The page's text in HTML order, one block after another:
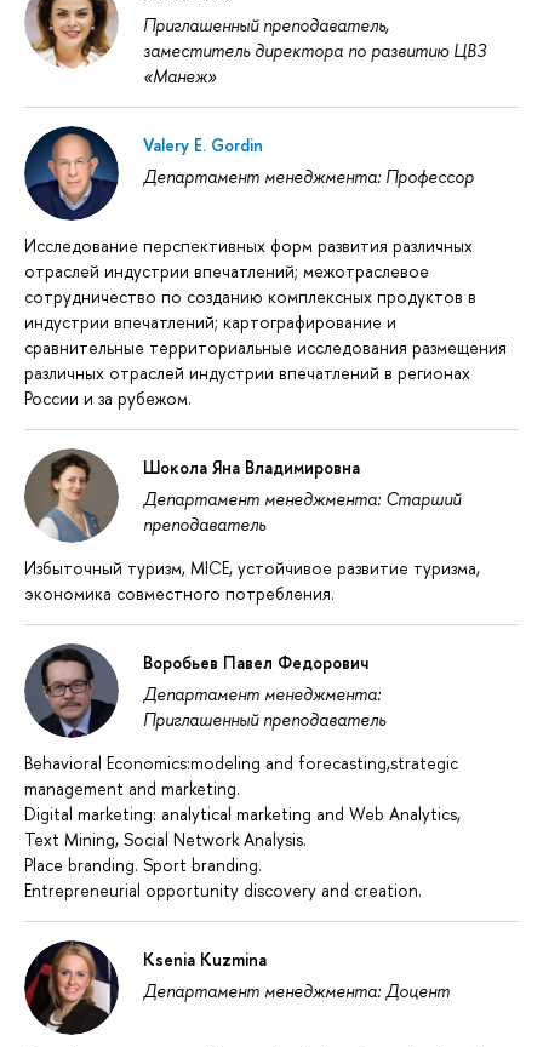
Приглашенный преподаватель,
заместитель директора по развитию ЦВЗ
«Манеж»
Valery E. Gordin
Департамент менеджмента: Профессор
Исследование перспективных форм развития различных
отраслей индустрии впечатлений; межотраслевое
сотрудничество по созданию комплексных продуктов в
индустрии впечатлений; картографирование и
сравнительные территориальные исследования размещения
различных отраслей индустрии впечатлений в регионах
России и за рубежом.
Шокола Яна Владимировна
Департамент менеджмента: Старший
преподаватель
Избыточный туризм, MICE, устойчивое развитие туризма,
экономика совместного потребления.
Воробьев Павел Федорович
Департамент менеджмента:
Приглашенный преподаватель
Behavioral Economics:modeling and forecasting,strategic
management and marketing.
Digital marketing: analytical marketing and Web Analytics,
Text Mining, Social Network Analysis.
Place branding. Sport branding.
Entrepreneurial opportunity discovery and creation.
Ksenia Kuzmina
Департамент менеджмента: Доцент